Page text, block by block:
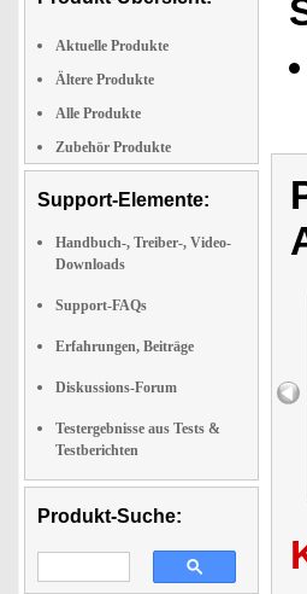
Aktuelle Produkte
Ältere Produkte
Alle Produkte
Zubehör Produkte
Support-Elemente:
Handbuch-, Treiber-, Video-
Downloads
Support-FAQs
Erfahrungen, Beiträge
Diskussions-Forum
Testergebnisse aus Tests &
Testberichten
Produkt-Suche: